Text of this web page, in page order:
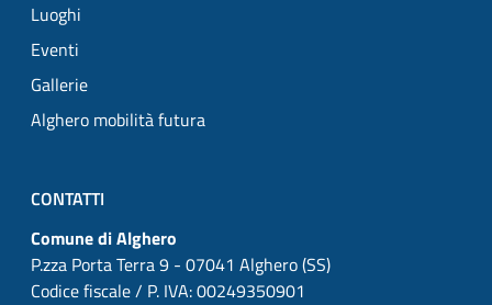
Luoghi
Eventi
Gallerie
Alghero mobilità futura
CONTATTI
Comune di Alghero
P.zza Porta Terra 9 - 07041 Alghero (SS)
Codice fiscale / P. IVA: 00249350901